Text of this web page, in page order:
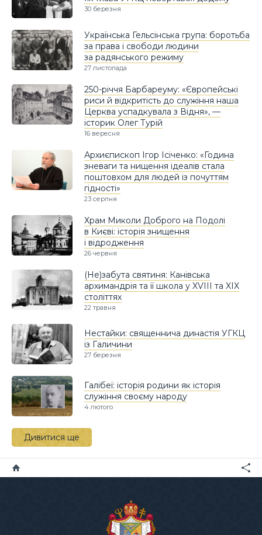
30 березня
Українська Гельсінська група: боротьба
за права і свободи людини
за радянського режиму
27 листопада
250-річчя Барбареуму: «Європейські
риси й відкритість до служіння наша
Церква успадкувала з Відня», —
історик Олег Турій
16 вересня
Архиєпископ Ігор Ісіченко: «Година
зневаги та нищення ідеалів стала
поштовхом для людей із почуттям
гідності»
23 серпня
Храм Миколи Доброго на Подолі
в Києві: історія знищення
і відродження
26 червня
(Не)забута святиня: Канівська
архимандрія та її школа у XVIII та XIX
століттях
22 травня
Нестайки: священнича династія УГКЦ
із Галичини
27 березня
Галібеї: історія родини як історія
служіння своєму народу
4 лютого
Дивитися ще